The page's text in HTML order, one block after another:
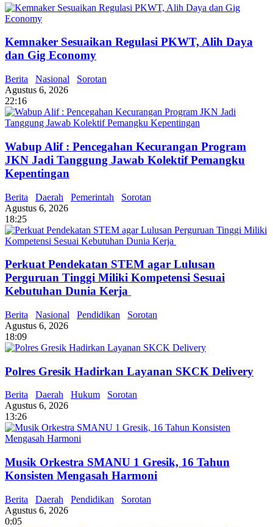
Kemnaker Sesuaikan Regulasi PKWT, Alih Daya
dan Gig Economy
Berita Nasional
Sorotan
Agustus 6, 2026
22:16
Wabup Alif : Pencegahan Kecurangan Program
JKN Jadi Tanggung Jawab Kolektif Pemangku
Kepentingan
Berita Daerah Pemerintah
Sorotan
Agustus 6, 2026
18:25
Perkuat Pendekatan STEM agar Lulusan
Perguruan Tinggi Miliki Kompetensi Sesuai
Kebutuhan Dunia Kerja
Berita Nasional Pendidikan
Sorotan
Agustus 6, 2026
18:09
Polres Gresik Hadirkan Layanan SKCK Delivery
Berita Daerah Hukum
Sorotan
Agustus 6, 2026
13:26
Musik Orkestra SMANU 1 Gresik, 16 Tahun
Konsisten Mengasah Harmoni
Berita Daerah Pendidikan
Sorotan
Agustus 6, 2026
0:05